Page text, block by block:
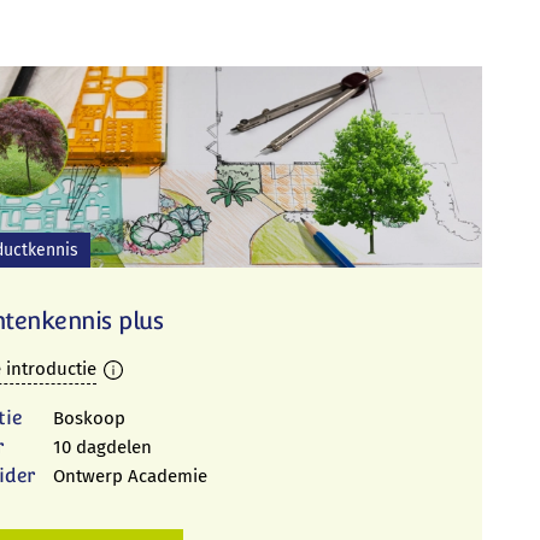
plus
introductie
Boskoop
10 dagdelen
Ontwerp Academie